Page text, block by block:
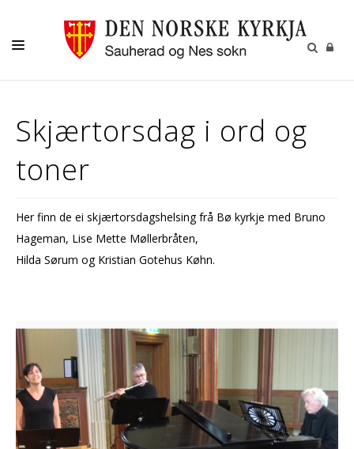
BARN OG UNGE
KULTUR
GRAVFERD
Skjærtorsdag i ord og
toner
Her finn de ei skjærtorsdagshelsing frå Bø kyrkje med Bruno
Hageman, Lise Mette Møllerbråten,
Hilda Sørum og Kristian Gotehus Køhn.